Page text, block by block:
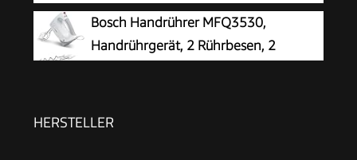
ergonomischer Griff | 1,65m-langes
Kabel | Geschwindigkeitsregler, Schneebesen &
Knethacken | bis zu 1kg Brotteig |
Bosch Handrührer MFQ3530,
Handrührgerät, 2 Rührbesen, 2
450 W, weiß
HERSTELLER